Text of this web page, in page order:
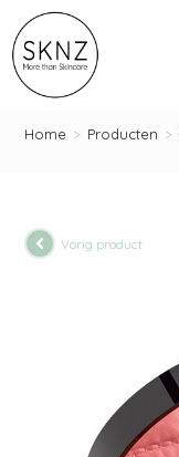
Home > Producten >
Vorig product